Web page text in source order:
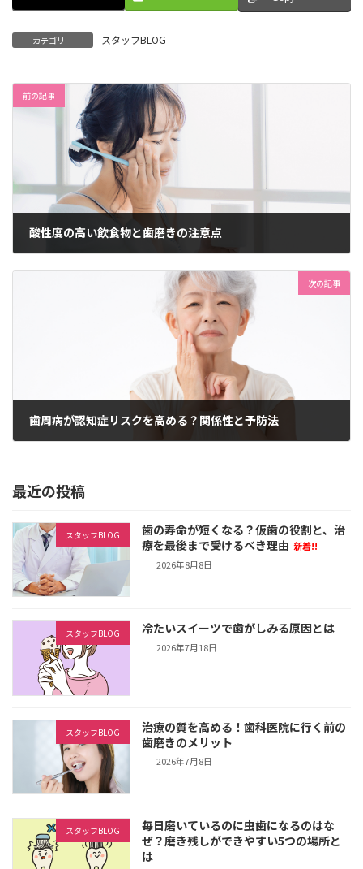
カテゴリー スタッフBLOG
前の記事
酸性度の高い飲食物と歯磨きの注意点
次の記事
歯周病が認知症リスクを高める？関係性と予防法
最近の投稿
スタッフBLOG
歯の寿命が短くなる？仮歯の役割と、治
療を最後まで受けるべき理由 新着!!
2026年8月8日
スタッフBLOG 冷たいスイーツで歯がしみる原因とは
2026年7月18日
スタッフBLOG
治療の質を高める！歯科医院に行く前の
歯磨きのメリット
2026年7月8日
スタッフBLOG
毎日磨いているのに虫歯になるのはな
ぜ？磨き残しができやすい5つの場所と
は